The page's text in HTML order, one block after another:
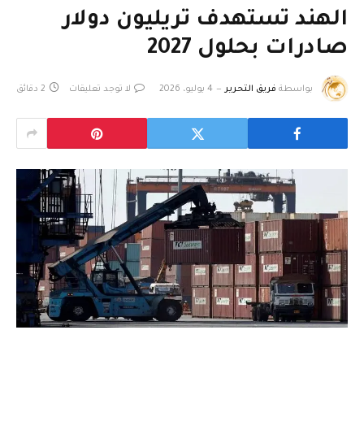
الهند تستهدف تريليون دولار
صادرات بحلول 2027
بواسطة فريق التحرير 4 يوليو، 2026 لا توجد تعليقات 2 دقائق